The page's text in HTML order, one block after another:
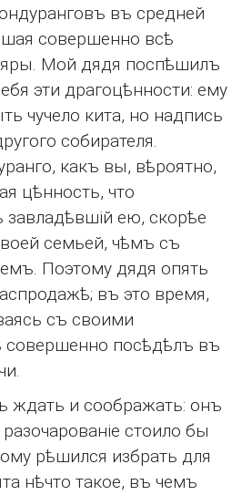
въ средней
совершенно всѣ
Мой дядя поспѣшилъ
эти драгоцѣнности: ему
чучело кита, но надпись
собирателя.
какъ вы, вѣроятно,
цѣнность, что
завладѣвшій ею, скорѣе
семьей, чѣмъ съ
Поэтому дядя опять
въ это время,
съ своими
посѣдѣлъ въ
ждать и соображать: онъ
стоило бы
рѣшился избрать для
нѣчто такое, въ чемъ